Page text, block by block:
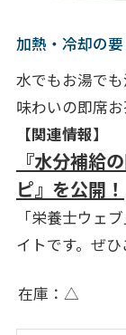
加熱・冷却の
水でもお湯で
味わいの即席お
【関連情報】
『水分補給
ピ』を公開！
「栄養士ウェ
イトです。ぜひ
在庫 △